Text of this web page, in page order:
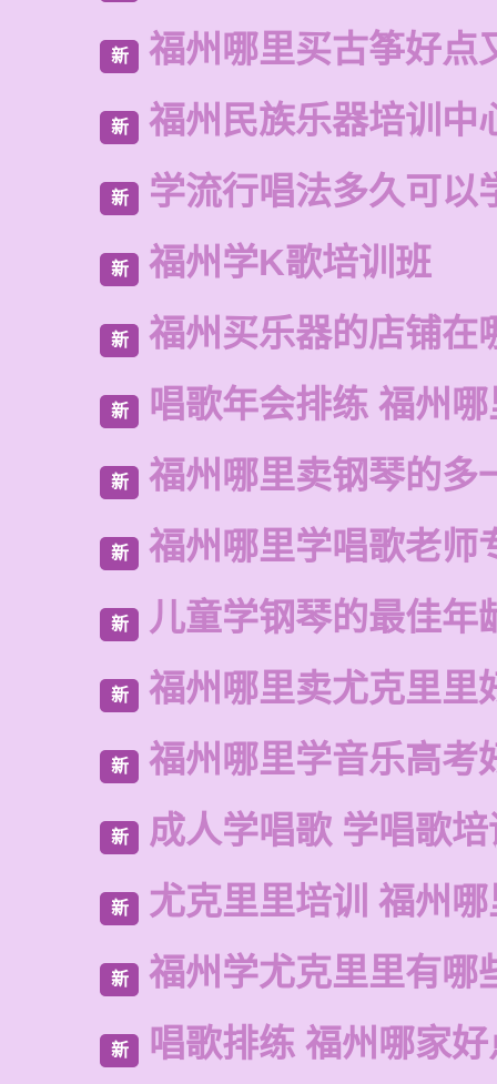
新 福州哪里买古筝好点
新 福州民族乐器培训中
新 学流行唱法多久可以
新 福州学K歌培训班
新 福州买乐器的店铺在
新 唱歌年会排练 福州
新 福州哪里卖钢琴的多
新 福州哪里学唱歌老师
新 儿童学钢琴的最佳年
新 福州哪里卖尤克里里
新 福州哪里学音乐高考
新 成人学唱歌 学唱歌培
新 尤克里里培训 福州
新 福州学尤克里里有哪
新 唱歌排练 福州哪家